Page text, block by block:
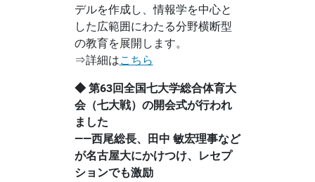
デルを作成し、情報学を中心と
した広範囲にわたる分野横断型
の教育を展開します。
⇒詳細はこちら
◆ 第63回全国七大学総合体育大
会（七大戦）の開会式が行われ
ました
――西尾総長、田中 敏宏理事など
が名古屋大にかけつけ、レセプ
ションでも激励